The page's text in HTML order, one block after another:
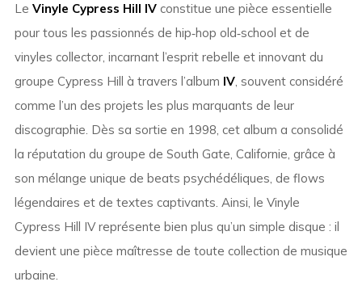
Le Vinyle Cypress Hill IVconstitue une pièce essentielle
pour tous les passionnés de hip‑hop old‑school et de
vinyles collector, incarnant l’esprit rebelle et innovant du
groupe Cypress Hill à travers l’album IV, souvent considéré
comme l’un des projets les plus marquants de leur
discographie. Dès sa sortie en 1998, cet album a consolidé
la réputation du groupe de South Gate, Californie, grâce à
son mélange unique de beats psychédéliques, de flows
légendaires et de textes captivants. Ainsi, le Vinyle
Cypress Hill IV représente bien plus qu’un simple disque : il
devient une pièce maîtresse de toute collection de musique
urbaine.